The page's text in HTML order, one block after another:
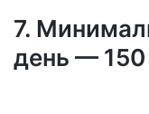
7.
день — 150